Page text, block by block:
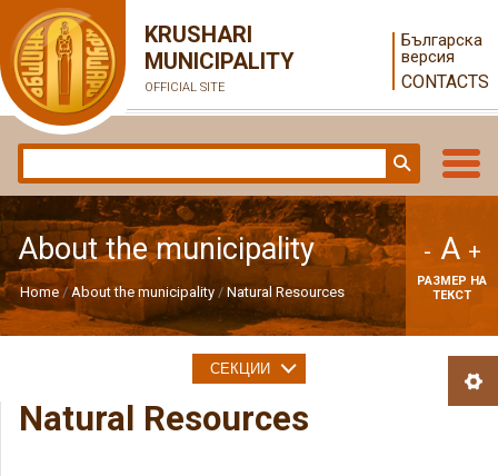
KRUSHARI
MUNICIPALITY
OFFICIAL SITE
Българска
версия
CONTACTS
About the municipality
Home About the municipality Natural Resources
- A +
РАЗМЕР НА
ТЕКСТ
Natural Resources
СЕКЦИИ